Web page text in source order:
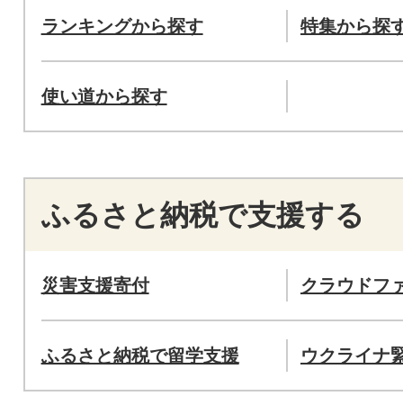
ランキングから探す 特集から探
使い道から探す
ふるさと納税で支援する
災害支援寄付 クラウドフ
ふるさと納税で留学支援 ウクライナ